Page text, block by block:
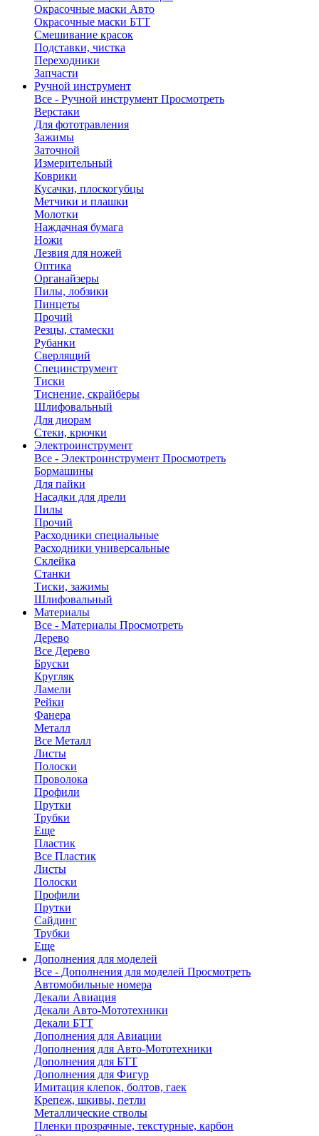
Окрасочные маски Авто
Окрасочные маски БТТ
Смешивание красок
Подставки, чистка
Переходники
Запчасти
Ручной инструмент
Все - Ручной инструмент Просмотреть
Верстаки
Для фототравления
Зажимы
Заточной
Измерительный
Коврики
Кусачки, плоскогубцы
Метчики и плашки
Молотки
Наждачная бумага
Ножи
Лезвия для ножей
Оптика
Органайзеры
Пилы, лобзики
Пинцеты
Прочий
Резцы, стамески
Рубанки
Сверлящий
Специнструмент
Тиски
Тиснение, скрайберы
Шлифовальный
Для диорам
Стеки, крючки
Электроинструмент
Все - Электроинструмент Просмотреть
Бормашины
Для пайки
Насадки для дрели
Пилы
Прочий
Расходники специальные
Расходники универсальные
Склейка
Станки
Тиски, зажимы
Шлифовальный
Материалы
Все - Материалы Просмотреть
Дерево
Все Дерево
Бруски
Кругляк
Ламели
Рейки
Фанера
Металл
Все Металл
Листы
Полоски
Проволока
Профили
Прутки
Трубки
Еще
Пластик
Все Пластик
Листы
Полоски
Профили
Прутки
Сайдинг
Трубки
Еще
Дополнения для моделей
Все - Дополнения для моделей Просмотреть
Автомобильные номера
Декали Авиация
Декали Авто-Мототехники
Декали БТТ
Дополнения для Авиации
Дополнения для Авто-Мототехники
Дополнения для БТТ
Дополнения для Фигур
Имитация клепок, болтов, гаек
Крепеж, шкивы, петли
Металлические стволы
Пленки прозрачные, текстурные, карбон